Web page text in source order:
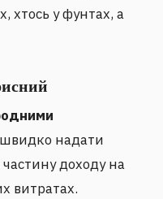
хтось у фунтах, а
надати
доходу на
витратах.